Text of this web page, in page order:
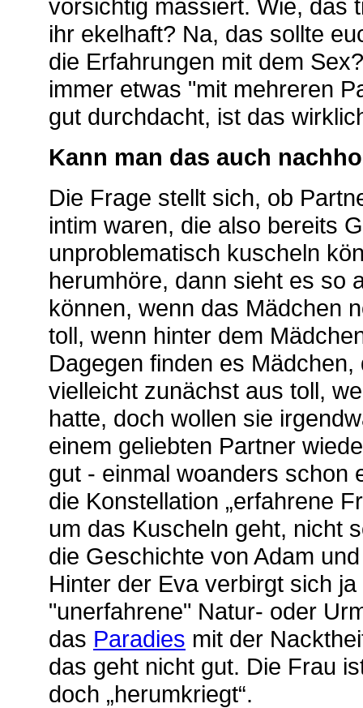
vorsichtig massiert. Wie, das
ihr ekelhaft? Na, das sollte
die Erfahrungen mit dem
immer etwas "mit mehreren
gut durchdacht, ist das
Kann man das auch
Die Frage stellt sich, ob
intim waren, die also bereits
unproblematisch kuscheln
herumhöre, dann sieht es so
können, wenn das Mädchen
toll, wenn hinter dem
Dagegen finden es
vielleicht zunächst aus toll,
hatte, doch wollen sie
einem geliebten Partner
gut - einmal woanders schon
die Konstellation „erfahrene
um das Kuscheln geht, nicht
die Geschichte von Adam
Hinter der Eva verbirgt sich
"unerfahrene" Natur- oder
das Paradies mit der
das geht nicht gut. Die Frau
doch „herumkriegt“.